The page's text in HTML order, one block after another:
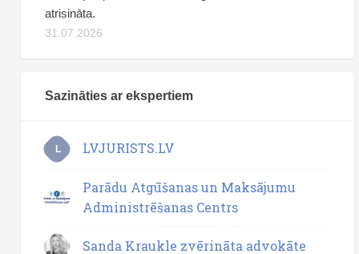
atrisināta.
31.07.2026
Sazināties ar ekspertiem
L LVJURISTS.LV
Parādu Atgūšanas un Maksājumu
Administrēšanas Centrs
Sanda Kraukle zvērināta advokāte